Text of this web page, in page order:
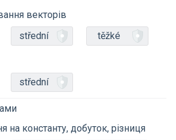
векторів
střední
těžké
střední
на константу, добуток, різниця